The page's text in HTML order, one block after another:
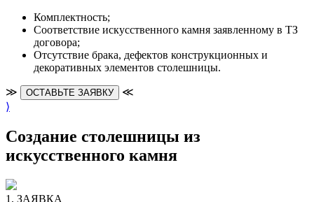
Комплектность;
Cоответствие искусственного камня заявленному в ТЗ
договора;
Отсутствие брака, дефектов конструкционных и
декоративных элементов столешницы.
≫ ОСТАВЬТЕ ЗАЯВКУ
≪
⟩
Создание столешницы из
искусственного камня
1. ЗАЯВКА